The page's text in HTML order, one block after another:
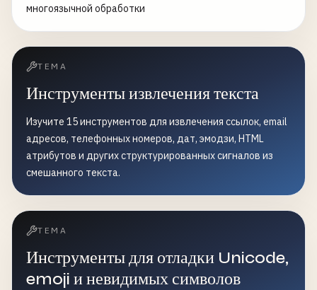
многоязычной обработки
ТЕМА
Инструменты извлечения текста
Изучите 15 инструментов для извлечения ссылок, email
адресов, телефонных номеров, дат, эмодзи, HTML
атрибутов и других структурированных сигналов из
смешанного текста.
ТЕМА
Инструменты для отладки Unicode,
emoji и невидимых символов